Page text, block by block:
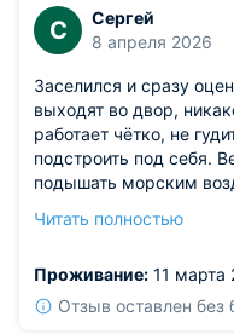
С
Сергей
8 апреля 2026
Заселился и сразу
выходят во двор,
работает чётко, не
подстроить под себя.
подышать морским
каналов, нашёл пару
полно кафешек.
Из недостатков:
Читать полностью
Проживание: 11 марта
Отзыв оставлен без